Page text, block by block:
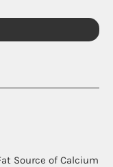
Source of Calcium